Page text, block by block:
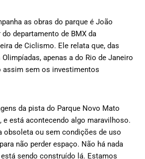
as obras do parque é João
do departamento de BMX da
de Ciclismo. Ele relata que, das
apenas a do Rio de Janeiro
assim sem os investimentos
da pista do Parque Novo Mato
e está acontecendo algo maravilhoso.
obsoleta ou sem condições de uso
não perder espaço. Não há nada
sendo construído lá. Estamos